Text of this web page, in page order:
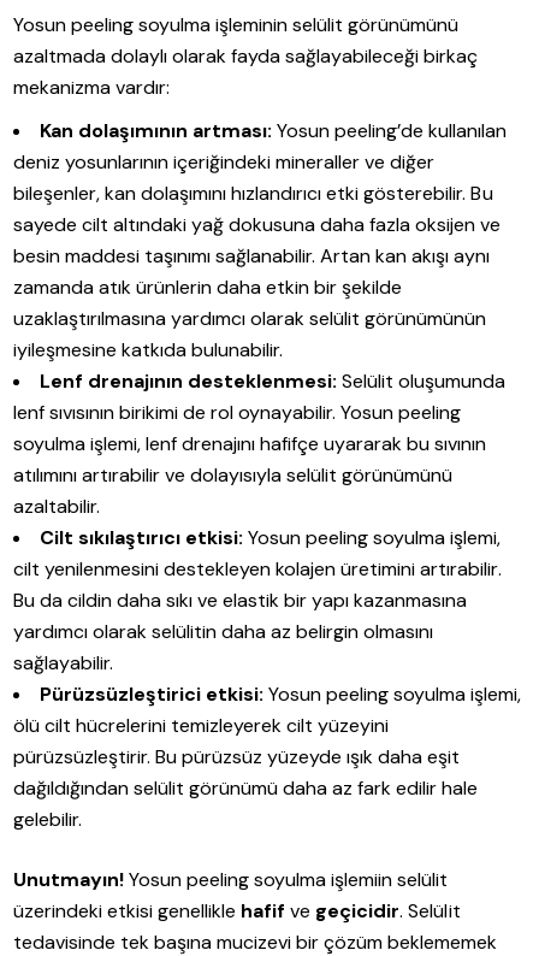
Yosun peeling soyulma işleminin selülit görünümünü
azaltmada dolaylı olarak fayda sağlayabileceği birkaç
mekanizma vardır:
Kan dolaşımının artması: Yosun peeling’de kullanılan
deniz yosunlarının içeriğindeki mineraller ve diğer
bileşenler, kan dolaşımını hızlandırıcı etki gösterebilir. Bu
sayede cilt altındaki yağ dokusuna daha fazla oksijen ve
besin maddesi taşınımı sağlanabilir. Artan kan akışı aynı
zamanda atık ürünlerin daha etkin bir şekilde
uzaklaştırılmasına yardımcı olarak selülit görünümünün
iyileşmesine katkıda bulunabilir.
Lenf drenajının desteklenmesi: Selülit oluşumunda
lenf sıvısının birikimi de rol oynayabilir. Yosun peeling
soyulma işlemi, lenf drenajını hafifçe uyararak bu sıvının
atılımını artırabilir ve dolayısıyla selülit görünümünü
azaltabilir.
Cilt sıkılaştırıcı etkisi: Yosun peeling soyulma işlemi,
cilt yenilenmesini destekleyen kolajen üretimini artırabilir.
Bu da cildin daha sıkı ve elastik bir yapı kazanmasına
yardımcı olarak selülitin daha az belirgin olmasını
sağlayabilir.
Pürüzsüzleştirici etkisi: Yosun peeling soyulma işlemi,
ölü cilt hücrelerini temizleyerek cilt yüzeyini
pürüzsüzleştirir. Bu pürüzsüz yüzeyde ışık daha eşit
dağıldığından selülit görünümü daha az fark edilir hale
gelebilir.
Unutmayın!Yosun peeling soyulma işlemiin selülit
üzerindeki etkisi genellikle hafif ve geçicidir. Selülit
tedavisinde tek başına mucizevi bir çözüm beklememek